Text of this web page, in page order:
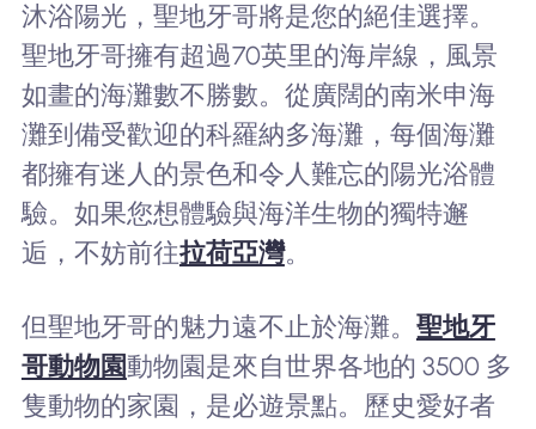
沐浴陽光，聖地牙哥將是您的絕佳選擇。
聖地牙哥擁有超過70英里的海岸線，風景
如畫的海灘數不勝數。從廣闊的南米申海
灘到備受歡迎的科羅納多海灘，每個海灘
都擁有迷人的景色和令人難忘的陽光浴體
驗。如果您想體驗與海洋生物的獨特邂
逅，不妨前往拉荷亞灣。
但聖地牙哥的魅力遠不止於海灘。 聖地牙
哥動物園動物園是來自世界各地的 3500 多
隻動物的家園，是必遊景點。歷史愛好者